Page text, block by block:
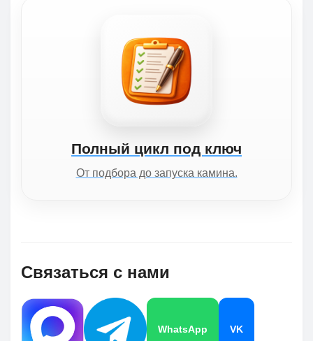
Полный цикл под ключ
От подбора до запуска камина.
Связаться с нами
WhatsApp VK